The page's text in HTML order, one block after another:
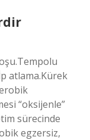
atlama.Kürek
“oksijenle”
sürecinde
egzersiz,